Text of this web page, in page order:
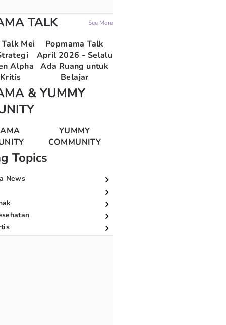
TALK See More
Mei
Alpha
Popmama Talk
April 2026 - Selalu
Ada Ruang untuk
Belajar
& YUMMY
YUMMY
COMMUNITY
Topics
News